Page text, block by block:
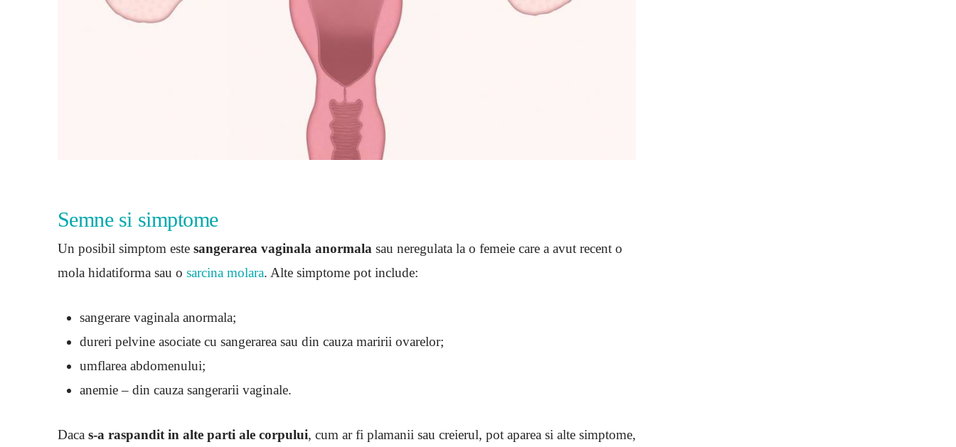
Semne si simptome
Un posibil simptom este sangerarea vaginala anormala sau neregulata la o femeie care a avut recent o
mola hidatiforma sau o sarcina molara. Alte simptome pot include:
sangerare vaginala anormala;
dureri pelvine asociate cu sangerarea sau din cauza maririi ovarelor;
umflarea abdomenului;
anemie – din cauza sangerarii vaginale.
Daca s-a raspandit in alte parti ale corpului, cum ar fi plamanii sau creierul, pot aparea si alte simptome,